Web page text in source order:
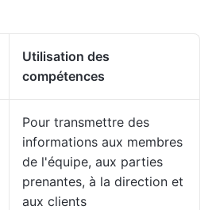
Utilisation des
compétences
Pour transmettre des
informations aux membres
de l'équipe, aux parties
prenantes, à la direction et
aux clients